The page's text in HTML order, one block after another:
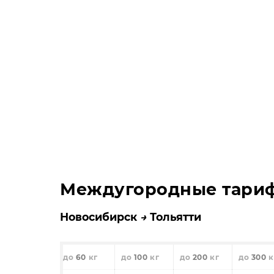
Междугородные
Новосибирск Тольятти
60 100 200 300